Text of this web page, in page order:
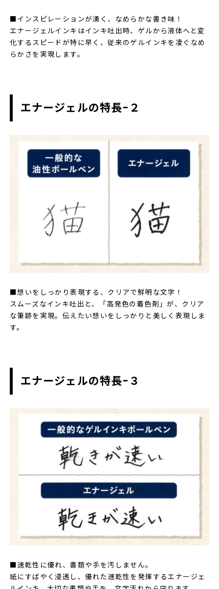
■インスピレーションが湧く、なめらかな書き味！
エナージェルインキはインキ吐出時、ゲルから液体へと変
化するスピードが特に早く、従来のゲルインキを凌ぐなめ
らかさを実現します。
エナージェルの特長-２
■想いをしっかり表現する、クリアで鮮明な文字！
スムーズなインキ吐出と、「高発色の着色剤」が、クリア
な筆跡を実現。伝えたい想いをしっかりと美しく表現しま
す。
エナージェルの特長-３
■速乾性に優れ、書類や手を汚しません。
紙にすばやく浸透し、優れた速乾性を発揮するエナージェ